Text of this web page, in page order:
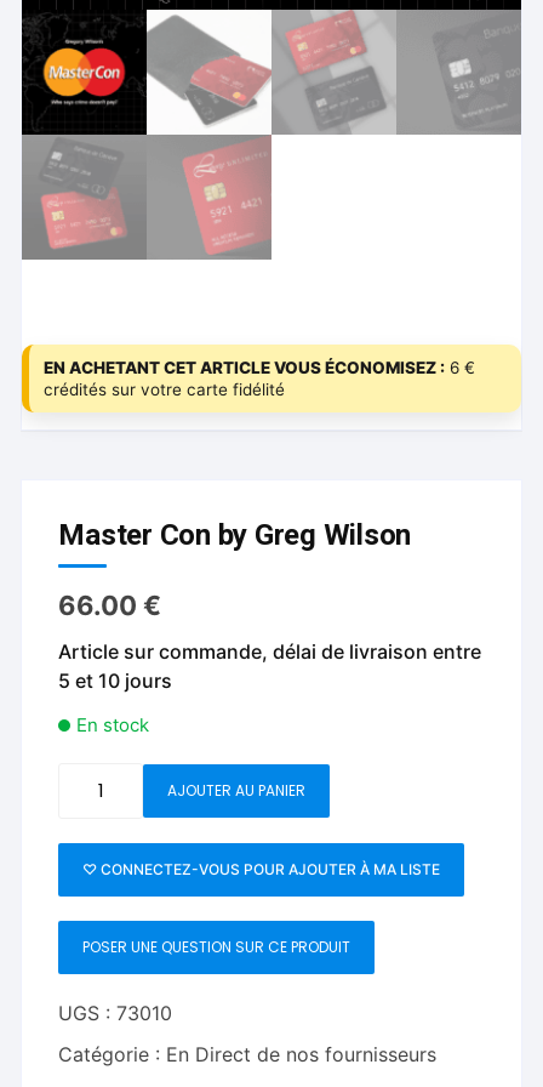
EN ACHETANT CET ARTICLE VOUS ÉCONOMISEZ : 6 €
crédités sur votre carte fidélité
Master Con by Greg Wilson
66.00€
Article sur commande, délai de livraison entre
5 et 10 jours
En stock
Con
by
Greg
Wilson
AJOUTER AU PANIER
♡ CONNECTEZ-VOUS POUR AJOUTER À MA LISTE
POSER UNE QUESTION SUR CE PRODUIT
UGS :73010
Catégorie : En Direct de nos fournisseurs